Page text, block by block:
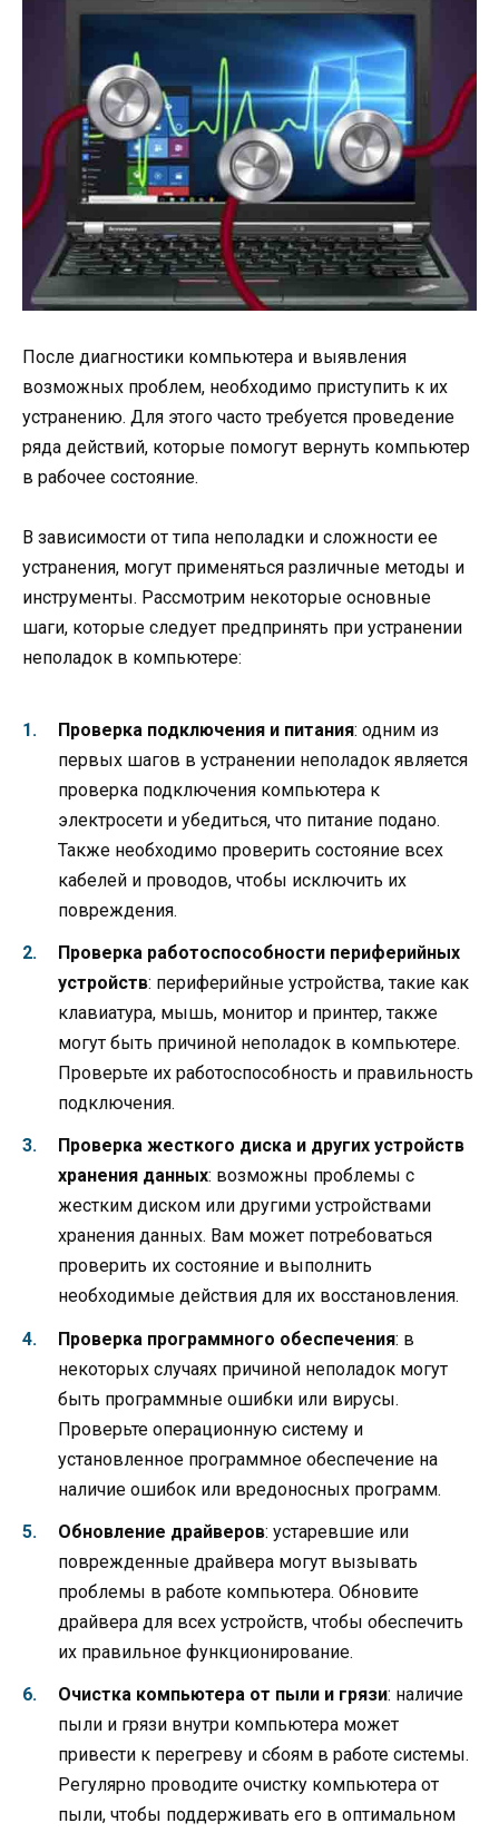
После диагностики компьютера и выявления
возможных проблем, необходимо приступить к их
устранению. Для этого часто требуется проведение
ряда действий, которые помогут вернуть компьютер
в рабочее состояние.
В зависимости от типа неполадки и сложности ее
устранения, могут применяться различные методы и
инструменты. Рассмотрим некоторые основные
шаги, которые следует предпринять при устранении
неполадок в компьютере:
Проверка подключения и питания: одним из
первых шагов в устранении неполадок является
проверка подключения компьютера к
электросети и убедиться, что питание подано.
Также необходимо проверить состояние всех
кабелей и проводов, чтобы исключить их
повреждения.
Проверка работоспособности периферийных
устройств: периферийные устройства, такие как
клавиатура, мышь, монитор и принтер, также
могут быть причиной неполадок в компьютере.
Проверьте их работоспособность и правильность
подключения.
Проверка жесткого диска и других устройств
хранения данных: возможны проблемы с
жестким диском или другими устройствами
хранения данных. Вам может потребоваться
проверить их состояние и выполнить
необходимые действия для их восстановления.
Проверка программного обеспечения: в
некоторых случаях причиной неполадок могут
быть программные ошибки или вирусы.
Проверьте операционную систему и
установленное программное обеспечение на
наличие ошибок или вредоносных программ.
Обновление драйверов: устаревшие или
поврежденные драйвера могут вызывать
проблемы в работе компьютера. Обновите
драйвера для всех устройств, чтобы обеспечить
их правильное функционирование.
Очистка компьютера от пыли и грязи: наличие
пыли и грязи внутри компьютера может
привести к перегреву и сбоям в работе системы.
Регулярно проводите очистку компьютера от
пыли, чтобы поддерживать его в оптимальном